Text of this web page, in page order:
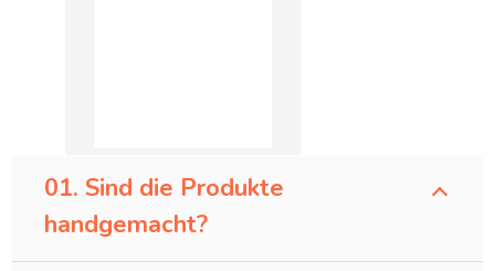
01. Sind die Produkte
handgemacht?